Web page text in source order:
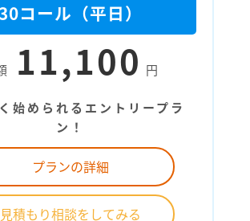
コール（平日）
11,100 円
始められるエントリープラ
ン！
プランの詳細
見積もり相談をしてみる